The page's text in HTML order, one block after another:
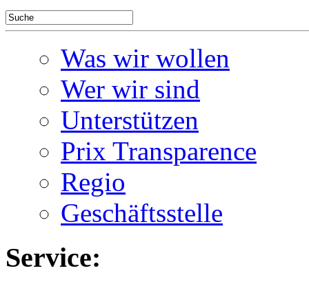
Was wir wollen
Wer wir sind
Unterstützen
Prix Transparence
Regio
Geschäftsstelle
Service: